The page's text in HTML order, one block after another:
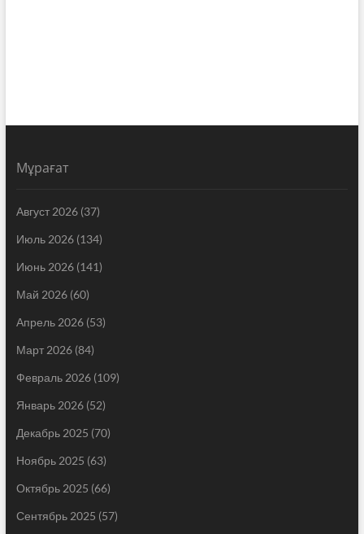
Мұрағат
Август 2026(37)
Июль 2026(134)
Июнь 2026(141)
Май 2026(60)
Апрель 2026(53)
Март 2026(84)
Февраль 2026(109)
Январь 2026(52)
Декабрь 2025 (70)
Ноябрь 2025 (63)
Октябрь 2025 (66)
Сентябрь 2025 (57)